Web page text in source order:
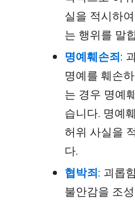
실을 적시하
는 행위를 말
명예훼손죄:
명예를 훼손
는 경우 명예
습니다. 명예
허위 사실을
다.
협박죄: 괴롭
불안감을 조